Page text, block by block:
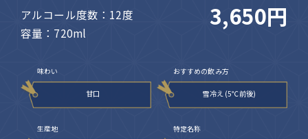
アルコール度数：12度
容量：720ml
3,650円
味わい
甘口
おすすめの飲み方
雪冷え (5℃前後)
生産地 特定名称